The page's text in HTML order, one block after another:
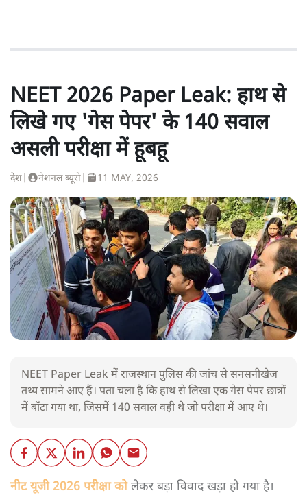
NEET 2026 Paper Leak: हाथ से
लिखे गए 'गेस पेपर' के 140 सवाल
असली परीक्षा में हूबहू
देश नेशनल ब्यूरो 11 MAY, 2026
NEET Paper Leak में राजस्थान पुलिस की जांच से सनसनीखेज
तथ्य सामने आए हैं। पता चला है कि हाथ से लिखा एक गेस पेपर छात्रों
में बाँटा गया था, जिसमें 140 सवाल वही थे जो परीक्षा में आए थे।
नीट यूजी 2026 परीक्षा कोलेकर बड़ा विवाद खड़ा हो गया है।